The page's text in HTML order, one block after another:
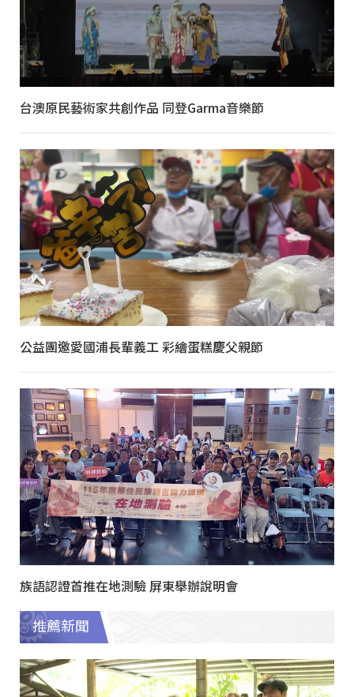
台澳原民藝術家共創作品 同登Garma音樂節
公益團邀愛國浦長輩義工 彩繪蛋糕慶父親節
族語認證首推在地測驗 屏東舉辦說明會
推薦新聞